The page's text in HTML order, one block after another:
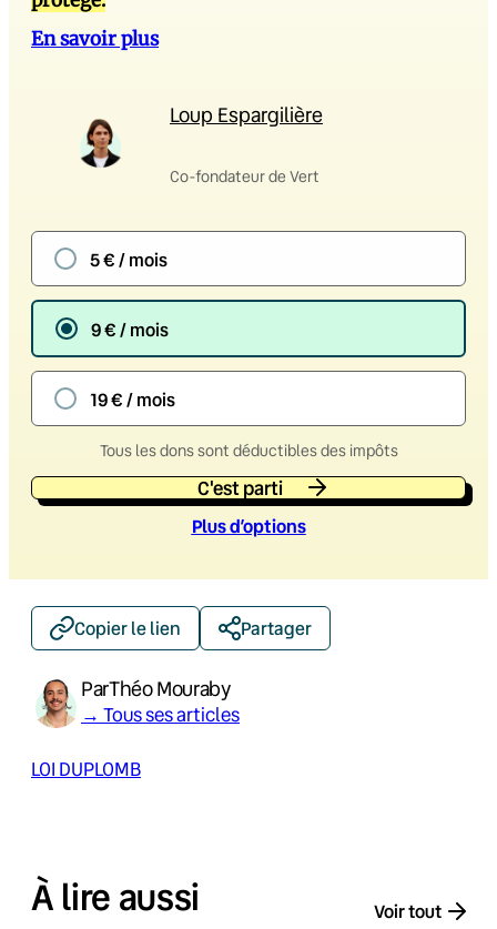
En savoir plus
Loup Espargilière
Co-fondateur de Vert
5 € / mois
9 € / mois
19 € / mois
Tous les dons sont déductibles des impôts
C'est parti
Plus d’options
Copier le lien Partager
ParThéo Mouraby
→ Tous ses articles
LOI DUPLOMB
À lire aussi Voir tout